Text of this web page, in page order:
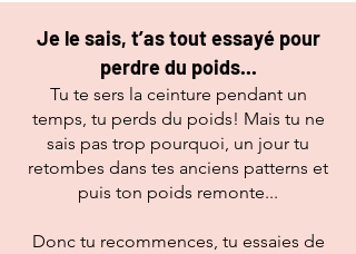
Je le sais, t’as tout essayé pour
perdre du poids...
Tu te sers la ceinture pendant un
temps, tu perds du poids! Mais tu ne
sais pas trop pourquoi, un jour tu
retombes dans tes anciens patterns et
puis ton poids remonte...
Donc tu recommences, tu essaies de